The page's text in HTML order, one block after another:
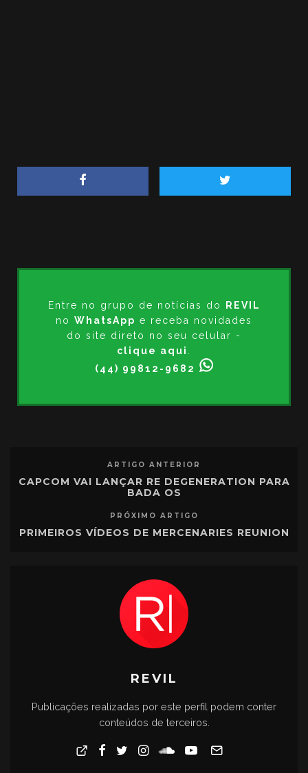
Entre no grupo de notícias do
REVIL
no WhatsApp e receba novidades
do site direto no seu celular -
clique aqui
(44) 99812-9682
ARTIGO ANTERIOR
CAPCOM VAI LANÇAR RE DEGENERATION PARA
BADA OS
PRÓXIMO ARTIGO
PRIMEIROS VÍDEOS DE MERCENARIES REUNION
REVIL
Publicações realizadas por este perfil podem conter
conteúdos de terceiros.